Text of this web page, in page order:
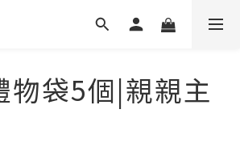
物袋5個|親親主